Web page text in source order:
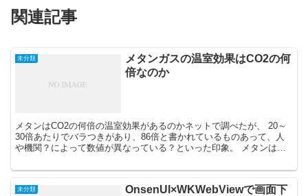
関連記事
未分類
メタンガスの温室効果はCO2の何
倍なのか
メタンはCO2の何倍の温室効果があるのかネットで調べたが、 20～
30倍あたりでバラつきがあり、86倍と書かれているものあって、人
や機関？によって数値が異なっている？といった印象。 メタンは有
未分類
OnsenUI×WKWebViewで画面下